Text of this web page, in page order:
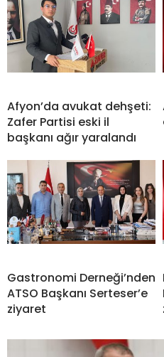
Afyon’da avukat dehşeti:
Zafer Partisi eski il
başkanı ağır yaralandı
Gastronomi Derneği’nden
ATSO Başkanı Serteser’e
ziyaret